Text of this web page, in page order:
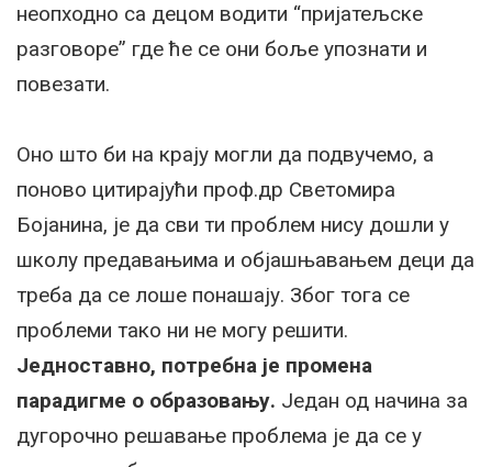
неопходно са децом водити “пријатељске
разговоре” где ће се они боље упознати и
повезати.
Оно што би на крају могли да подвучемо, а
поново цитирајући проф.др Светомира
Бојанина, је да сви ти проблем нису дошли у
школу предавањима и објашњавањем деци да
треба да се лоше понашају. Због тога се
проблеми тако ни не могу решити.
Једноставно, потребна је промена
парадигме о образовању. Један од начина за
дугорочно решавање проблема је да се у